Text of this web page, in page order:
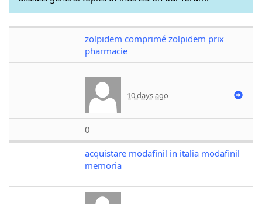
zolpidem comprimé zolpidem prix
pharmacie
10 days ago
0
acquistare modafinil in italia modafinil
memoria